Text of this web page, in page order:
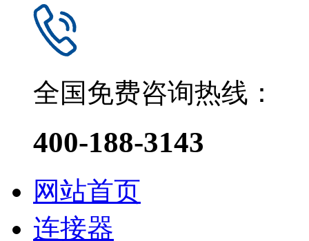
全国免费咨询热线：
400-188-3143
网站首页
连接器